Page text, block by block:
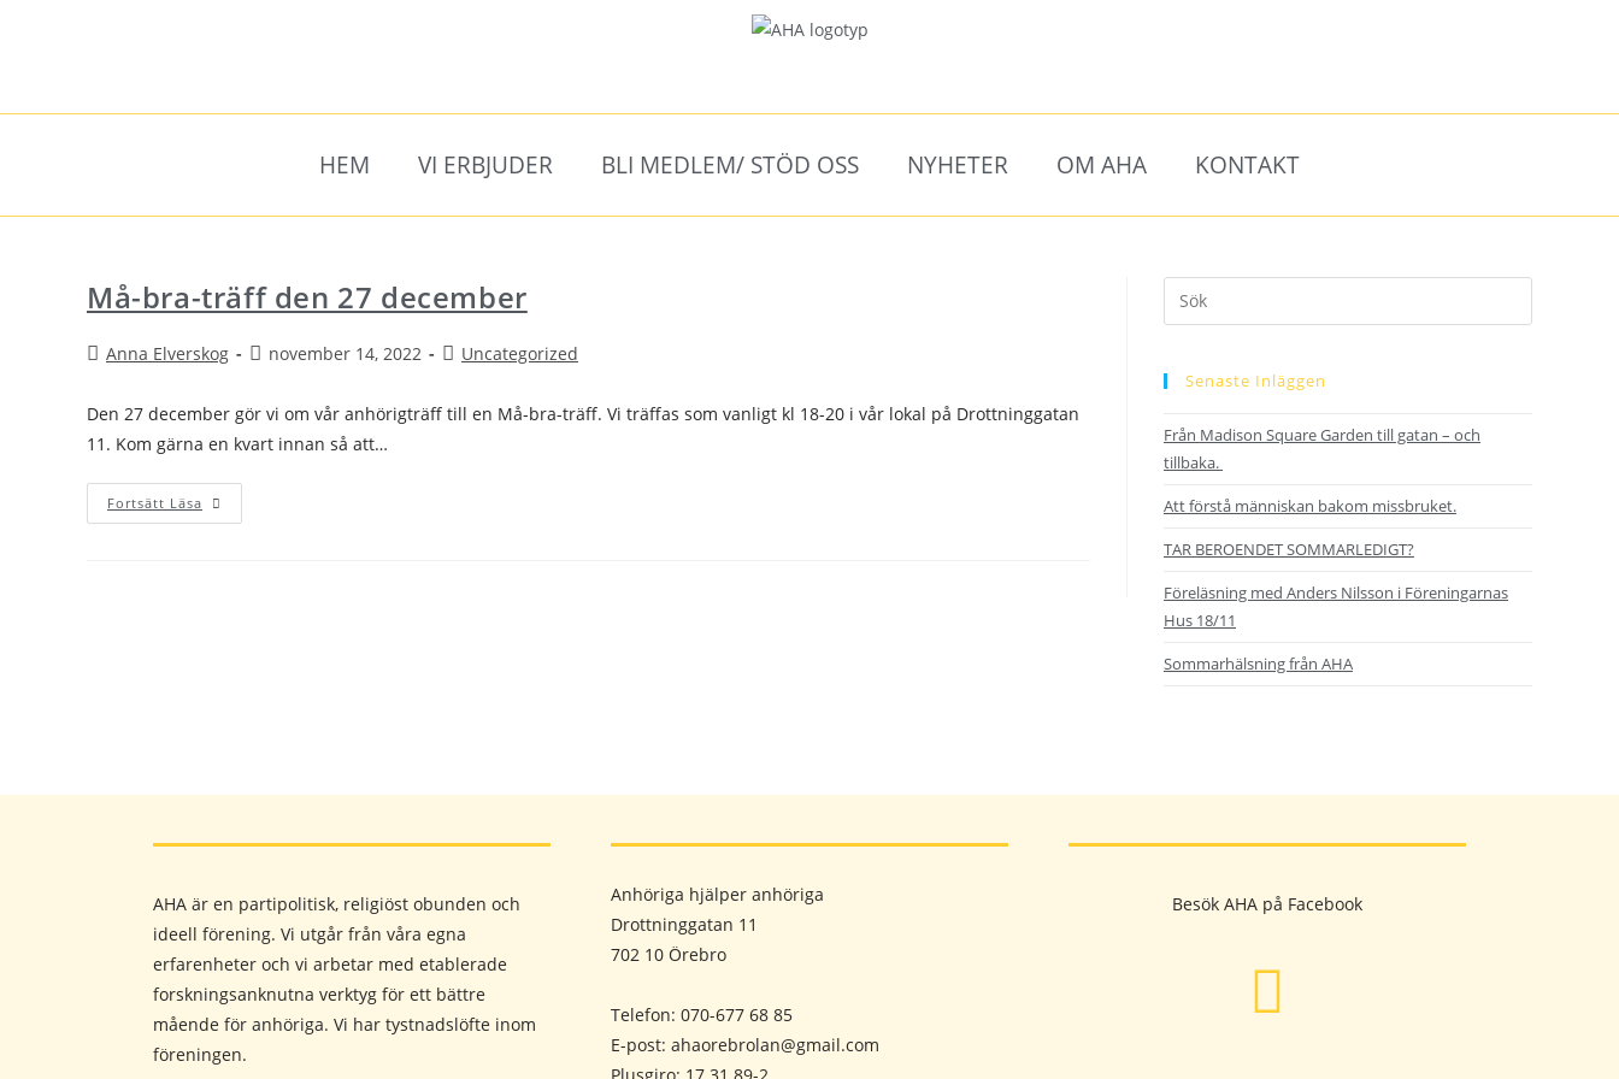
HEM VI ERBJUDER BLI MEDLEM/ STÖD OSS NYHETER OM AHA KONTAKT
Må-bra-träff den 27 december
Anna Elverskog november 14, 2022 Uncategorized
Den 27 december gör vi om vår anhörigträff till en Må-bra-träff. Vi träffas som vanligt kl 18-20 i vår lokal på Drottninggatan
11. Kom gärna en kvart innan så att…
Fortsätt Läsa
Senaste Inläggen
Från Madison Square Garden till gatan – och
tillbaka.
Att förstå människan bakom missbruket.
TAR BEROENDET SOMMARLEDIGT?
Föreläsning med Anders Nilsson i Föreningarnas
Hus 18/11
Sommarhälsning från AHA
AHA är en partipolitisk, religiöst obunden och
ideell förening. Vi utgår från våra egna
erfarenheter och vi arbetar med etablerade
forskningsanknutna verktyg för ett bättre
mående för anhöriga. Vi har tystnadslöfte inom
föreningen.
Anhöriga hjälper anhöriga
Drottninggatan 11
702 10 Örebro
Telefon: 070-677 68 85
E-post: ahaorebrolan@gmail.com
Besök AHA på Facebook